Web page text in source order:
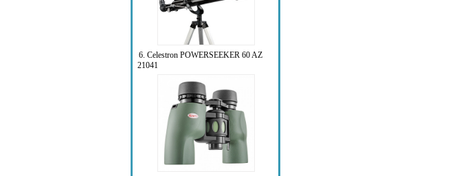
6. Celestron POWERSEEKER 60 AZ
21041